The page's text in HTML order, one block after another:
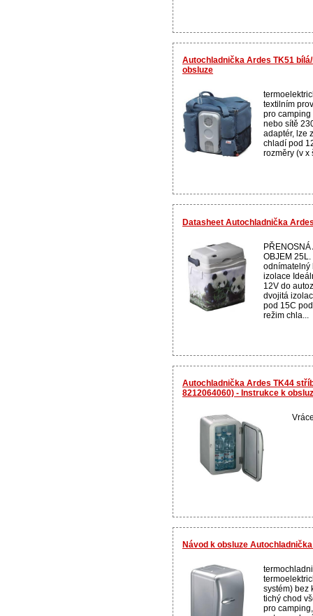
Autochladnička Ardes TK51
obsluze
textilním
pro
nebo sítě
adaptér, lze
chladí pod
rozměry (v x
Datasheet Autochladnička
OBJEM
odnímatelný
izolace
12V do
dvojitá
pod 15C
režim chla...
Autochladnička Ardes TK44
8212064060) - Instrukce k
Návod k obsluze
systém) bez
tichý chod
pro